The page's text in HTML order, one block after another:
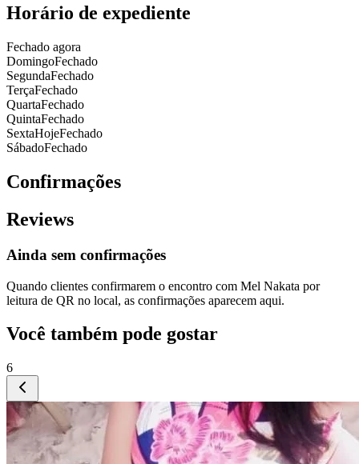
Horário de expediente
Fechado agora
DomingoFechado
SegundaFechado
TerçaFechado
QuartaFechado
QuintaFechado
SextaHojeFechado
SábadoFechado
Confirmações
Reviews
Ainda sem confirmações
Quando clientes confirmarem o encontro com Mel Nakata por
leitura de QR no local, as confirmações aparecem aqui.
Você também pode gostar
6